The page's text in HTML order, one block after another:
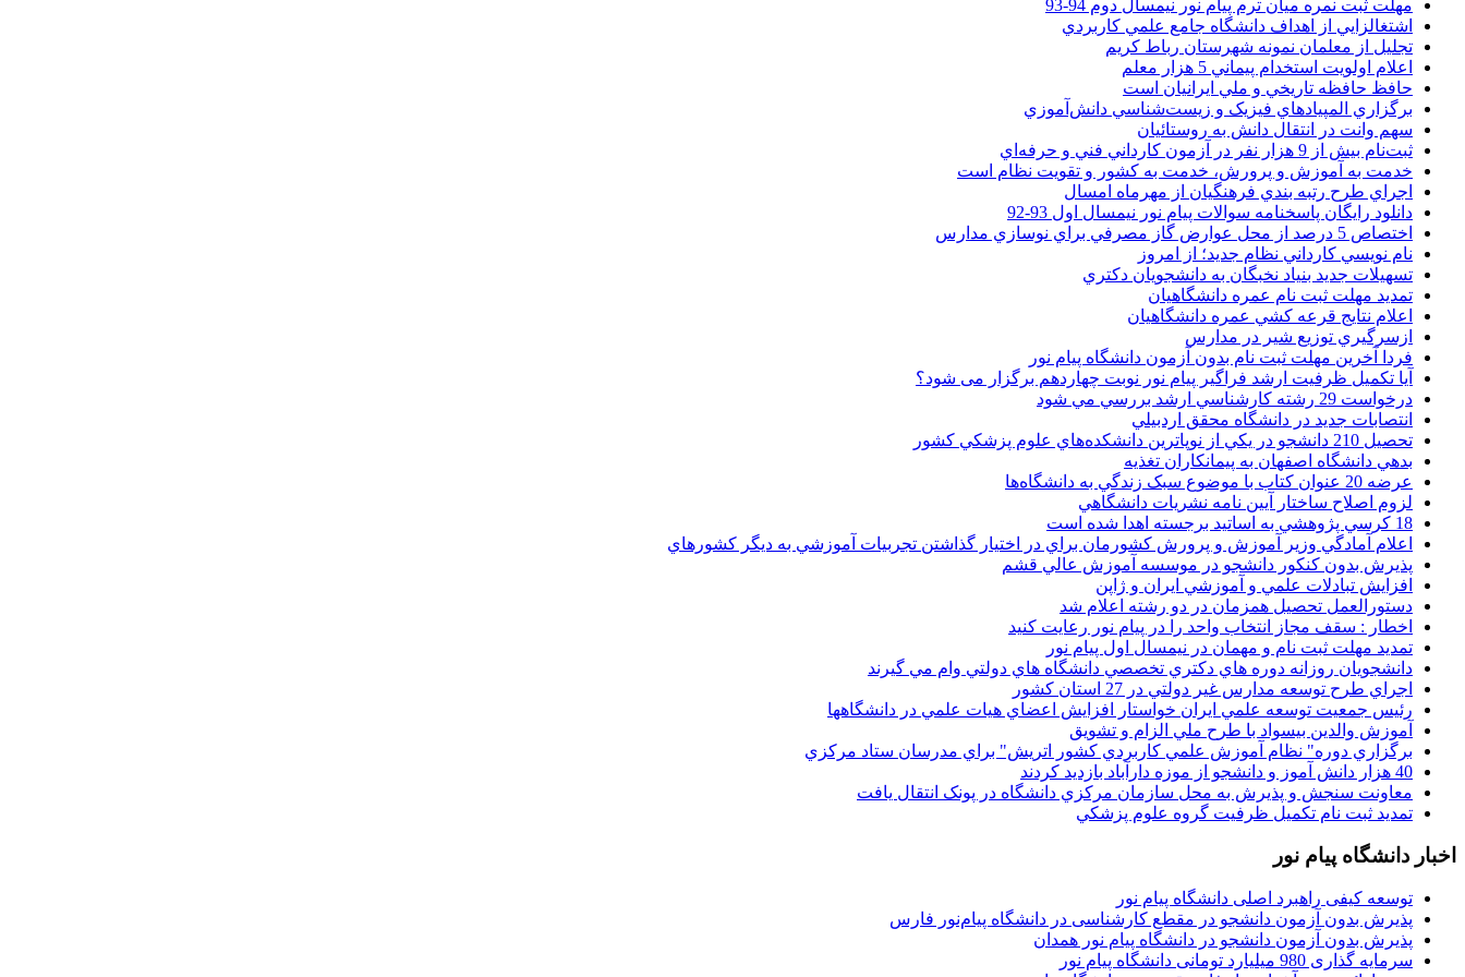
مهلت ثبت نمره میان ترم پیام نور نیمسال دوم 94-93
اشتغالزايي از اهداف دانشگاه جامع علمي کاربردي
تجليل از معلمان نمونه شهرستان رباط کريم
اعلام اولويت استخدام پيماني 5 هزار معلم
حافظ حافظه تاريخي و ملي ايرانيان است
برگزاري المپيادهاي فيزيک و زيست‌شناسي دانش‌آموزي
سهم وانت در انتقال دانش به روستائيان
ثبت‌نام بيش از 9 هزار نفر در آزمون کارداني فني و حرفه‌اي
خدمت به آموزش و پرورش، خدمت به کشور و تقويت نظام است
اجراي طرح رتبه بندي فرهنگيان از مهرماه امسال
دانلود رایگان پاسخنامه سوالات پیام نور نیمسال اول 93-92
اختصاص 5 درصد از محل عوارض گاز مصرفي براي نوسازي مدارس
نام نويسي کارداني نظام جديد؛ از امروز
تسهيلات جديد بنياد نخبگان به دانشجويان دکتري
تمديد مهلت ثبت نام عمره دانشگاهيان
اعلام نتايج قرعه کشي عمره دانشگاهيان
ازسرگيري توزيع شير در مدارس
فردا آخرین مهلت ثبت نام بدون آزمون دانشگاه پیام نور
آیا تکمیل ظرفیت ارشد فراگیر پیام نور نوبت چهاردهم برگزار می شود؟
درخواست 29 رشته کارشناسي ارشد بررسي مي شود
انتصابات جديد در دانشگاه محقق اردبيلي
تحصيل 210 دانشجو در يکي از نوپاترين دانشکده‌هاي علوم پزشکي کشور
بدهي دانشگاه اصفهان به پيمانکاران تغذيه
عرضه 20 عنوان کتاب با موضوع سبک زندگي به دانشگاه‌ها
لزوم اصلاح ساختار آيين نامه نشريات دانشگاهي
18 کرسي پژوهشي به اساتيد برجسته اهدا شده است
اعلام آمادگي وزير آموزش و پرورش کشورمان براي در اختيار گذاشتن تجربيات آموزشي به ديگر کشورهاي
پذيرش بدون کنکور دانشجو در موسسه آموزش عالي قشم
افزايش تبادلات علمي و آموزشي ايران و ژاپن
دستورالعمل تحصیل همزمان در دو رشته اعلام شد
اخطار : سقف مجاز انتخاب واحد را در پیام نور رعایت کنید
تمدید مهلت ثبت نام و مهمان در نیمسال اول پیام نور
دانشجويان روزانه دوره هاي دكتري تخصصي دانشگاه هاي دولتي وام مي گيرند
اجراي طرح توسعه مدارس غير دولتي در 27 استان کشور
رئيس جمعيت توسعه علمي ايران خواستار افزايش اعضاي هيات علمي در دانشگاهها
آموزش والدين بيسواد با طرح ملي الزام و تشويق
برگزاري دوره" نظام آموزش علمي كاربردي كشور اتريش" براي مدرسان ستاد مرکزي
40 هزار دانش آموز و دانشجو از موزه دارآباد بازديد کردند
معاونت سنجش و پذيرش به محل سازمان مرکزي دانشگاه در پونک انتقال يافت
تمديد ثبت نام تکميل ظرفيت گروه علوم پزشکي
اخبار دانشگاه پیام نور
توسعه کیفی راهبرد اصلی دانشگاه پیام نور
پذیرش بدون آزمون دانشجو در مقطع کارشناسی در دانشگاه پیام‌نور فارس
پذیرش بدون آزمون دانشجو در دانشگاه پیام نور همدان
سرمایه گذاری 980 میلیارد تومانی دانشگاه پیام نور